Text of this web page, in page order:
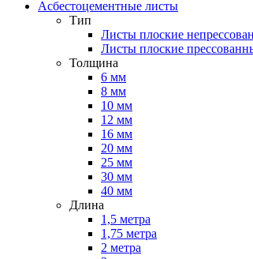
Асбестоцементные листы
Тип
Листы плоские
Листы плоские
Толщина
6 мм
8 мм
10 мм
12 мм
16 мм
20 мм
25 мм
30 мм
40 мм
Длина
1,5 метра
1,75 метра
2 метра